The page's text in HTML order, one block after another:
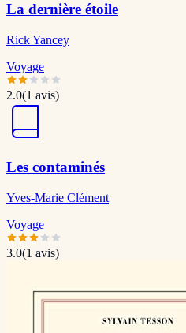
La dernière étoile
Rick Yancey
Voyage
2.0(1 avis)
Les contaminés
Yves-Marie Clément
Voyage
3.0(1 avis)